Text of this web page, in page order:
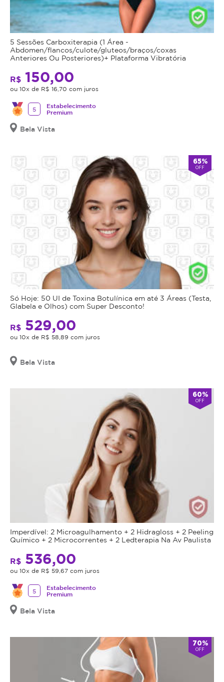
5 Sessões Carboxiterapia (1 Área -
Abdomen/flancos/culote/gluteos/braços/coxas
Anteriores Ou Posteriores)+ Plataforma Vibratória
R$ 150,00
ou 10x de R$ 16,70 com juros
5
Estabelecimento
Premium
Bela Vista
65%
OFF
Só Hoje: 50 UI de Toxina Botulínica em até 3 Áreas (Testa,
Glabela e Olhos) com Super Desconto!
R$ 529,00
ou 10x de R$ 58,89 com juros
Bela Vista
60%
OFF
Imperdível: 2 Microagulhamento + 2 Hidragloss + 2 Peeling
Químico + 2 Microcorrentes + 2 Ledterapia Na Av Paulista
R$ 536,00
ou 10x de R$ 59,67 com juros
5
Estabelecimento
Premium
Bela Vista
70%
OFF